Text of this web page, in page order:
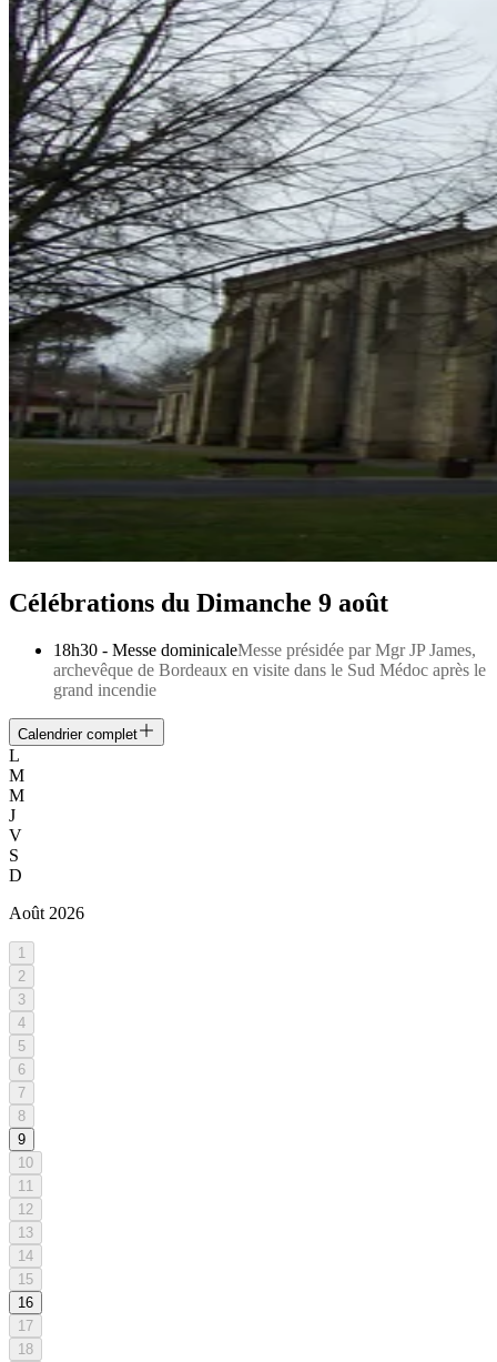
Célébrations du Dimanche 9 août
18h30 - Messe dominicaleMesse présidée par Mgr JP James,
archevêque de Bordeaux en visite dans le Sud Médoc après le
grand incendie
Calendrier complet
L
M
M
J
V
S
D
Août 2026
1
2
3
4
5
6
7
8
9
10
11
12
13
14
15
16
17
18